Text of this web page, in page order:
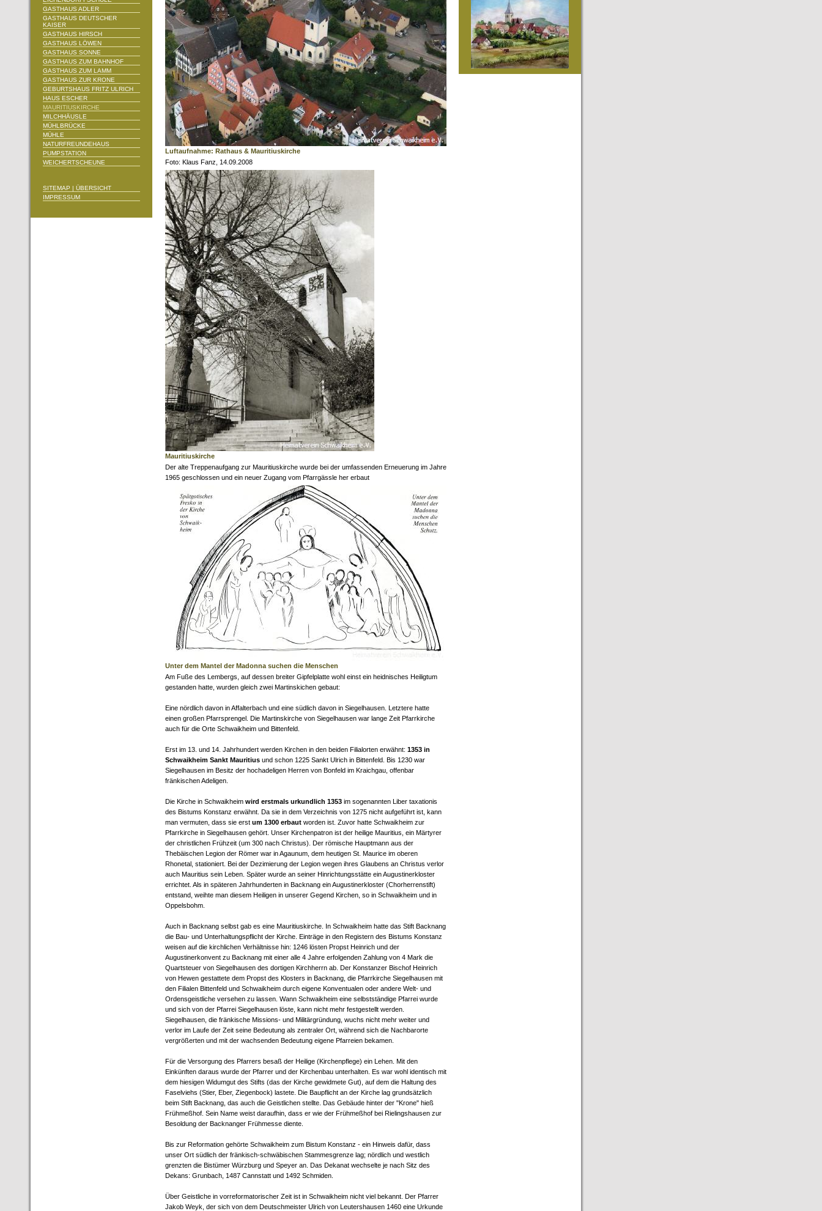
GASTHAUS ADLER
GASTHAUS DEUTSCHER
KAISER
GASTHAUS HIRSCH
GASTHAUS LÖWEN
GASTHAUS SONNE
GASTHAUS ZUM BAHNHOF
GASTHAUS ZUM LAMM
GASTHAUS ZUR KRONE
GEBURTSHAUS FRITZ ULRICH
HAUS ESCHER
MAURITIUSKIRCHE
MILCHHÄUSLE
MÜHLBRÜCKE
MÜHLE
NATURFREUNDEHAUS
PUMPSTATION
WEICHERTSCHEUNE
SITEMAP | ÜBERSICHT
IMPRESSUM
Luftaufnahme: Rathaus & Mauritiuskirche
Foto: Klaus Fanz, 14.09.2008
Mauritiuskirche
Der alte Treppenaufgang zur Mauritiuskirche wurde bei der umfassenden Erneuerung im Jahre
1965 geschlossen und ein neuer Zugang vom Pfarrgässle her erbaut
Unter dem Mantel der Madonna suchen die Menschen
Am Fuße des Lembergs, auf dessen breiter Gipfelplatte wohl einst ein heidnisches Heiligtum
gestanden hatte, wurden gleich zwei Martinskichen gebaut:
Eine nördlich davon in Affalterbach und eine südlich davon in Siegelhausen. Letztere hatte
einen großen Pfarrsprengel. Die Martinskirche von Siegelhausen war lange Zeit Pfarrkirche
auch für die Orte Schwaikheim und Bittenfeld.
Erst im 13. und 14. Jahrhundert werden Kirchen in den beiden Filialorten erwähnt: 1353 in
Schwaikheim Sankt Mauritius und schon 1225 Sankt Ulrich in Bittenfeld. Bis 1230 war
Siegelhausen im Besitz der hochadeligen Herren von Bonfeld im Kraichgau, offenbar
fränkischen Adeligen.
Die Kirche in Schwaikheim wird erstmals urkundlich 1353 im sogenannten Liber taxationis
des Bistums Konstanz erwähnt. Da sie in dem Verzeichnis von 1275 nicht aufgeführt ist, kann
man vermuten, dass sie erst um 1300 erbaut worden ist. Zuvor hatte Schwaikheim zur
Pfarrkirche in Siegelhausen gehört. Unser Kirchenpatron ist der heilige Mauritius, ein Märtyrer
der christlichen Frühzeit (um 300 nach Christus). Der römische Hauptmann aus der
Thebäischen Legion der Römer war in Agaunum, dem heutigen St. Maurice im oberen
Rhonetal, stationiert. Bei der Dezimierung der Legion wegen ihres Glaubens an Christus verlor
auch Mauritius sein Leben. Später wurde an seiner Hinrichtungsstätte ein Augustinerkloster
errichtet. Als in späteren Jahrhunderten in Backnang ein Augustinerkloster (Chorherrenstift)
entstand, weihte man diesem Heiligen in unserer Gegend Kirchen, so in Schwaikheim und in
Oppelsbohm.
Auch in Backnang selbst gab es eine Mauritiuskirche. In Schwaikheim hatte das Stift Backnang
die Bau- und Unterhaltungspflicht der Kirche. Einträge in den Registern des Bistums Konstanz
weisen auf die kirchlichen Verhältnisse hin: 1246 lösten Propst Heinrich und der
Augustinerkonvent zu Backnang mit einer alle 4 Jahre erfolgenden Zahlung von 4 Mark die
Quartsteuer von Siegelhausen des dortigen Kirchherrn ab. Der Konstanzer Bischof Heinrich
von Hewen gestattete dem Propst des Klosters in Backnang, die Pfarrkirche Siegelhausen mit
den Filialen Bittenfeld und Schwaikheim durch eigene Konventualen oder andere Welt- und
Ordensgeistliche versehen zu lassen. Wann Schwaikheim eine selbstständige Pfarrei wurde
und sich von der Pfarrei Siegelhausen löste, kann nicht mehr festgestellt werden.
Siegelhausen, die fränkische Missions- und Militärgründung, wuchs nicht mehr weiter und
verlor im Laufe der Zeit seine Bedeutung als zentraler Ort, während sich die Nachbarorte
vergrößerten und mit der wachsenden Bedeutung eigene Pfarreien bekamen.
Für die Versorgung des Pfarrers besaß der Heilige (Kirchenpflege) ein Lehen. Mit den
Einkünften daraus wurde der Pfarrer und der Kirchenbau unterhalten. Es war wohl identisch mit
dem hiesigen Widumgut des Stifts (das der Kirche gewidmete Gut), auf dem die Haltung des
Faselviehs (Stier, Eber, Ziegenbock) lastete. Die Baupflicht an der Kirche lag grundsätzlich
beim Stift Backnang, das auch die Geistlichen stellte. Das Gebäude hinter der "Krone" hieß
Frühmeßhof. Sein Name weist daraufhin, dass er wie der Frühmeßhof bei Rielingshausen zur
Besoldung der Backnanger Frühmesse diente.
Bis zur Reformation gehörte Schwaikheim zum Bistum Konstanz - ein Hinweis dafür, dass
unser Ort südlich der fränkisch-schwäbischen Stammesgrenze lag; nördlich und westlich
grenzten die Bistümer Würzburg und Speyer an. Das Dekanat wechselte je nach Sitz des
Dekans: Grunbach, 1487 Cannstatt und 1492 Schmiden.
Über Geistliche in vorreformatorischer Zeit ist in Schwaikheim nicht viel bekannt. Der Pfarrer
Jakob Weyk, der sich von dem Deutschmeister Ulrich von Leutershausen 1460 eine Urkunde